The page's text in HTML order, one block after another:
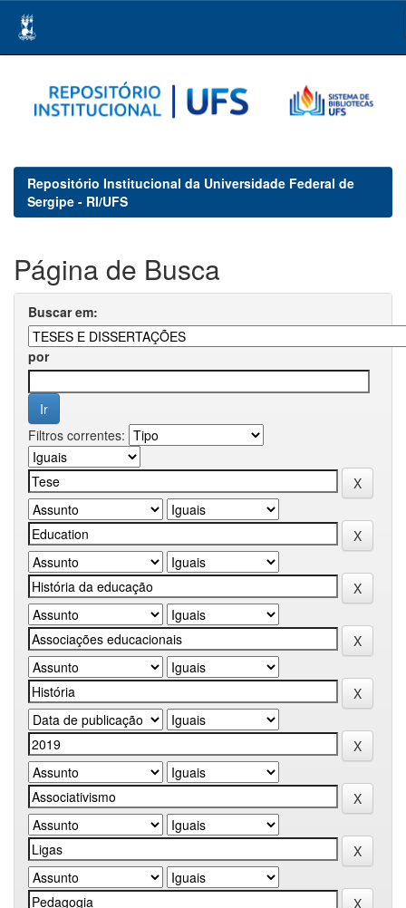
navigation
Repositório Institucional da Universidade Federal de
Sergipe - RI/UFS
Página de Busca
Buscar em:
por
Filtros correntes: